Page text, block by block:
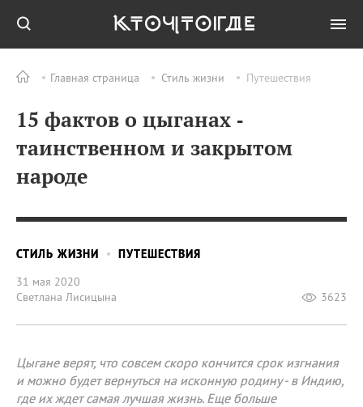
Главная страница Стиль жизни Путешествия
15 фактов о цыганах ‑
таинственном и закрытом
народе
СТИЛЬ ЖИЗНИ
ПУТЕШЕСТВИЯ
31 мая 2020
Светлана Лисицына
3623
Цыгане верят, что совсем скоро кончится срок изгнания
и можно будет вернуться на исконную родину - в Индию,
где их ждет самая лучшая жизнь. Еще больше